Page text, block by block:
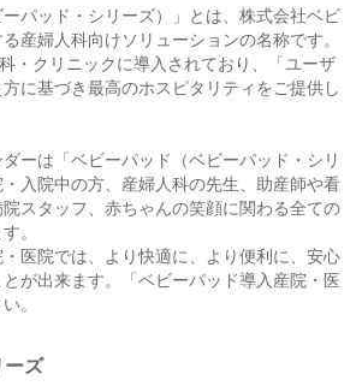
ーパッド・シリーズ）」とは、株式会社ベビ
産婦人科向けソリューションの名称です。
・クリニックに導入されており、「ユーザ
に基づき最高のホスピタリティをご提供し
ーは「ベビーパッド（ベビーパッド・シリ
入院中の方、産婦人科の先生、助産師や看
スタッフ、赤ちゃんの笑顔に関わる全ての
。
医院では、より快適に、より便利に、安心
が出来ます。「ベビーパッド導入産院・医
。
ーズ